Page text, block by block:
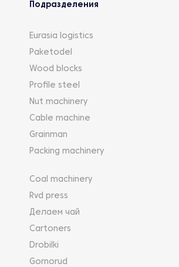
Подразделения
Eurasia logistics
Paketodel
Wood blocks
Profile steel
Nut machinery
Cable machine
Grainman
Packing machinery
Coal machinery
Rvd press
Делаем чай
Cartoners
Drobilki
Gornorud